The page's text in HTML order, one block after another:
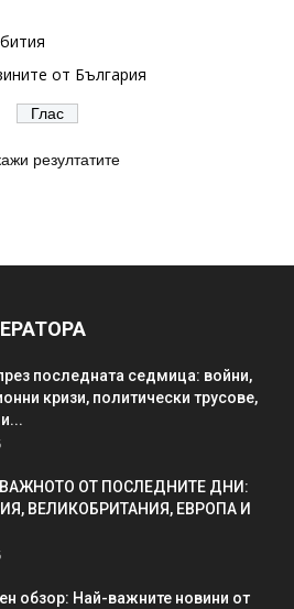
от България
резултатите
последната седмица: войни,
кризи, политически трусове,
ОТ ПОСЛЕДНИТЕ ДНИ:
ВЕЛИКОБРИТАНИЯ, ЕВРОПА И
обзор: Най-важните новини от